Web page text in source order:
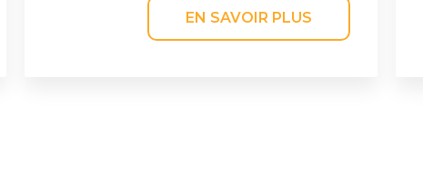
EN SAVOIR PLUS